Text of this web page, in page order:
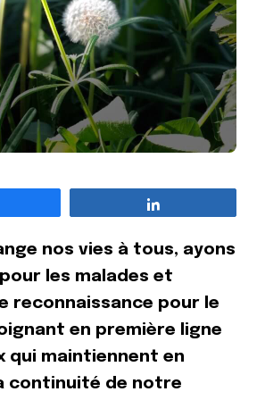
nos vies à tous, ayons
les malades et
reconnaissance pour le
en première ligne
qui maintiennent en
continuité de notre